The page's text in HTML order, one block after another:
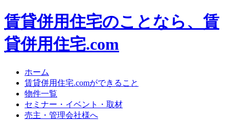
賃貸併用住宅のことなら、賃
貸併用住宅.com
ホーム
賃貸併用住宅.comができること
物件一覧
セミナー・イベント・取材
売主・管理会社様へ